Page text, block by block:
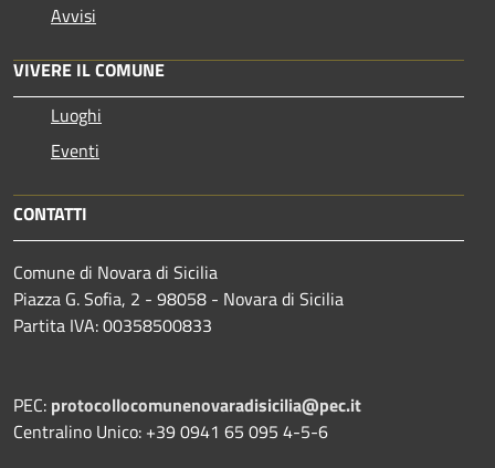
Avvisi
VIVERE IL COMUNE
Luoghi
Eventi
CONTATTI
Comune di Novara di Sicilia
Piazza G. Sofia, 2 - 98058 - Novara di Sicilia
Partita IVA: 00358500833
PEC: protocollocomunenovaradisicilia@pec.it
Centralino Unico: +39 0941 65 095 4-5-6